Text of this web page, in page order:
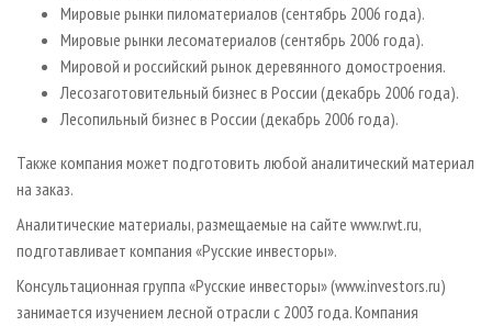
Мировые рынки пиломатериалов (сентябрь 2006 года).
Мировые рынки лесоматериалов (сентябрь 2006 года).
Мировой и российский рынок деревянного домостроения.
Лесозаготовительный бизнес в России (декабрь 2006 года).
Лесопильный бизнес в России (декабрь 2006 года).
Также компания может подготовить любой аналитический материал
на заказ.
Аналитические материалы, размещаемые на сайте www.rwt.ru,
подготавливает компания «Русские инвесторы».
Консультационная группа «Русские инвесторы» (www.investors.ru)
занимается изучением лесной отрасли с 2003 года. Компания